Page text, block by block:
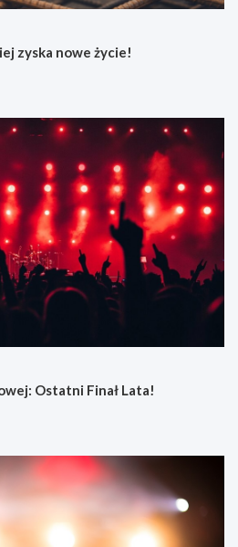
zyska nowe życie!
Ostatni Finał Lata!